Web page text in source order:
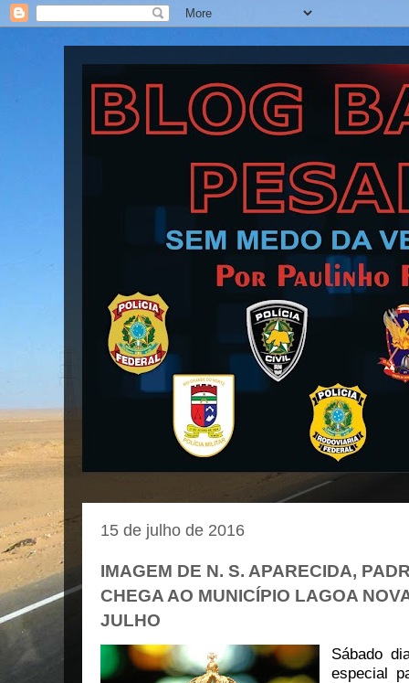
Blog Barra Pesada
15 de julho de 2016
IMAGEM DE N. S. APARECIDA,
CHEGA AO MUNICÍPIO LAGOA
JULHO
Sábado
especial